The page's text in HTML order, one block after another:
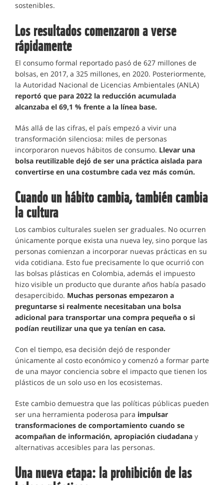
sostenibles.
Los resultados comenzaron a verse
rápidamente
El consumo formal reportado pasó de 627 millones de
bolsas, en 2017, a 325 millones, en 2020. Posteriormente,
la Autoridad Nacional de Licencias Ambientales (ANLA)
reportó que para 2022 la reducción acumulada
alcanzaba el 69,1 % frente a la línea base.
Más allá de las cifras, el país empezó a vivir una
transformación silenciosa: miles de personas
incorporaron nuevos hábitos de consumo. Llevar una
bolsa reutilizable dejó de ser una práctica aislada para
convertirse en una costumbre cada vez más común.
Cuando un hábito cambia, también cambia
la cultura
Los cambios culturales suelen ser graduales. No ocurren
únicamente porque exista una nueva ley, sino porque las
personas comienzan a incorporar nuevas prácticas en su
vida cotidiana. Esto fue precisamente lo que ocurrió con
las bolsas plásticas en Colombia, además el impuesto
hizo visible un producto que durante años había pasado
desapercibido. Muchas personas empezaron a
preguntarse si realmente necesitaban una bolsa
adicional para transportar una compra pequeña o si
podían reutilizar una que ya tenían en casa.
Con el tiempo, esa decisión dejó de responder
únicamente al costo económico y comenzó a formar parte
de una mayor conciencia sobre el impacto que tienen los
plásticos de un solo uso en los ecosistemas.
Este cambio demuestra que las políticas públicas pueden
ser una herramienta poderosa para impulsar
transformaciones de comportamiento cuando se
acompañan de información, apropiación ciudadana y
alternativas accesibles para las personas.
Una nueva etapa: la prohibición de las